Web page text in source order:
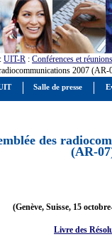
: UIT-R : Conférences et réunions
2007 (AR-
des
(AR-
(Genève, Suisse, 15
Livre des
Salle de presse